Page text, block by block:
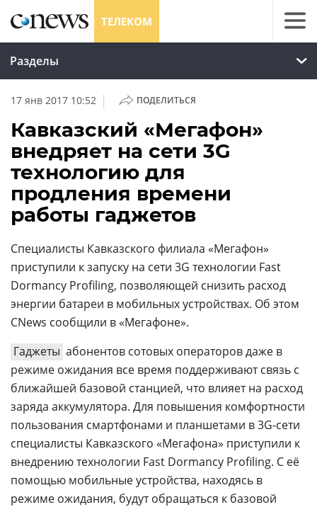
ТЕЛЕКОМ
Разделы
17 янв 2017 10:52 | ПОДЕЛИТЬСЯ
Кавказский «Мегафон»
внедряет на сети 3G
технологию для
продления времени
работы гаджетов
Специалисты Кавказского филиала «Мегафон»
приступили к запуску на сети 3G технологии Fast
Dormancy Profiling, позволяющей снизить расход
энергии батареи в мобильных устройствах. Об этом
CNews сообщили в «Мегафоне».
Гаджеты абонентов сотовых операторов даже в
режиме ожидания все время поддерживают связь с
ближайшей базовой станцией, что влияет на расход
заряда аккумулятора. Для повышения комфортности
пользования смартфонами и планшетами в 3G-сети
специалисты Кавказского «Мегафона» приступили к
внедрению технологии Fast Dormancy Profiling. С её
помощью мобильные устройства, находясь в
режиме ожидания, будут обращаться к базовой